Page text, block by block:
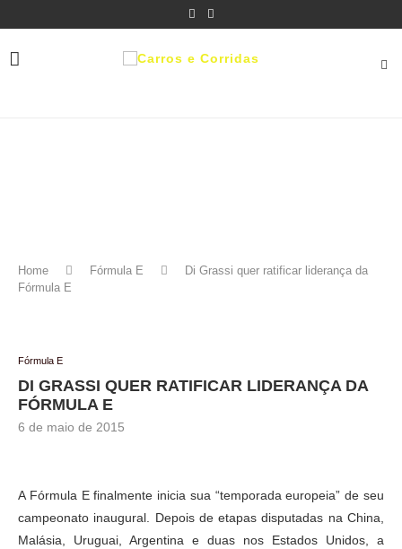
Home Fórmula E
Di Grassi quer ratificar liderança da
Fórmula E
Fórmula E
DI GRASSI QUER RATIFICAR LIDERANÇA DA
FÓRMULA E
6 de maio de 2015
A Fórmula E finalmente inicia sua “temporada europeia” de seu
campeonato inaugural. Depois de etapas disputadas na China,
Malásia, Uruguai, Argentina e duas nos Estados Unidos, a